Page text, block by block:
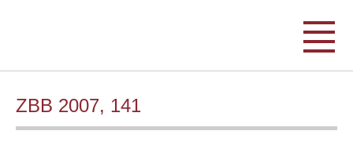
ZBB 2007, 141